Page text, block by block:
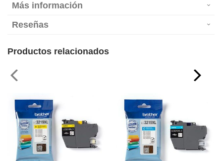
Más información
Reseñas
Productos relacionados